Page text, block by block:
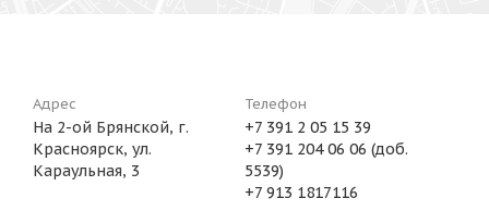
Адрес
На 2-ой Брянской, г.
Красноярск, ул.
Караульная, 3
Телефон
+7 391 2 05 15 39
+7 391 204 06 06 (доб.
5539)
+7 913 1817116